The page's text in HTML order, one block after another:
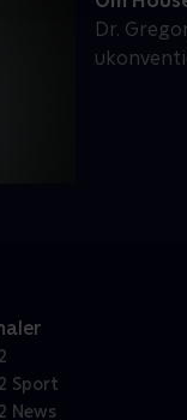
Dr.
Sport
News